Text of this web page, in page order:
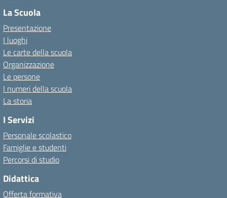
La Scuola
Presentazione
I luoghi
Le carte della scuola
Organizzazione
Le persone
I numeri della scuola
La storia
I Servizi
Personale scolastico
Famiglie e studenti
Percorsi di studio
Didattica
Offerta formativa